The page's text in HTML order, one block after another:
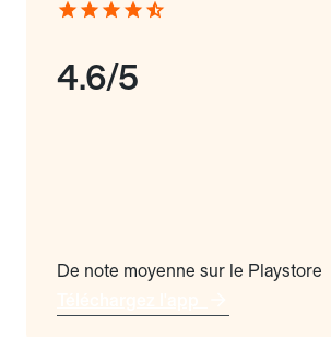
4.6/5
De note moyenne sur le Playstore